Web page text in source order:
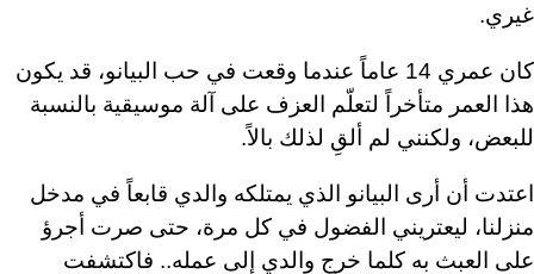
غيري.
كان عمري 14 عاماً عندما وقعت في حب البيانو، قد يكون
هذا العمر متأخراً لتعلّم العزف على آلة موسيقية بالنسبة
للبعض، ولكنني لم ألقِ لذلك بالاً.
اعتدت أن أرى البيانو الذي يمتلكه والدي قابعاً في مدخل
منزلنا، ليعتريني الفضول في كل مرة، حتى صرت أجرؤ
على العبث به كلما خرج والدي إلى عمله.. فاكتشفت